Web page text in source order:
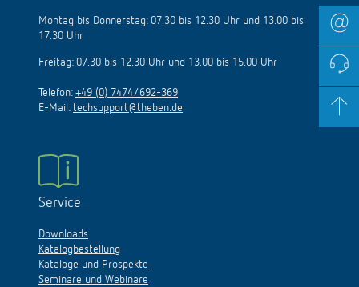
Montag bis Donnerstag: 07.30 bis 12.30 Uhr und 13.00 bis
17.30 Uhr
Freitag: 07.30 bis 12.30 Uhr und 13.00 bis 15.00 Uhr
Telefon: +49 (0) 7474/692-369
E-Mail: techsupport@theben.de
Service
Downloads
Katalogbestellung
Kataloge und Prospekte
Seminare und Webinare